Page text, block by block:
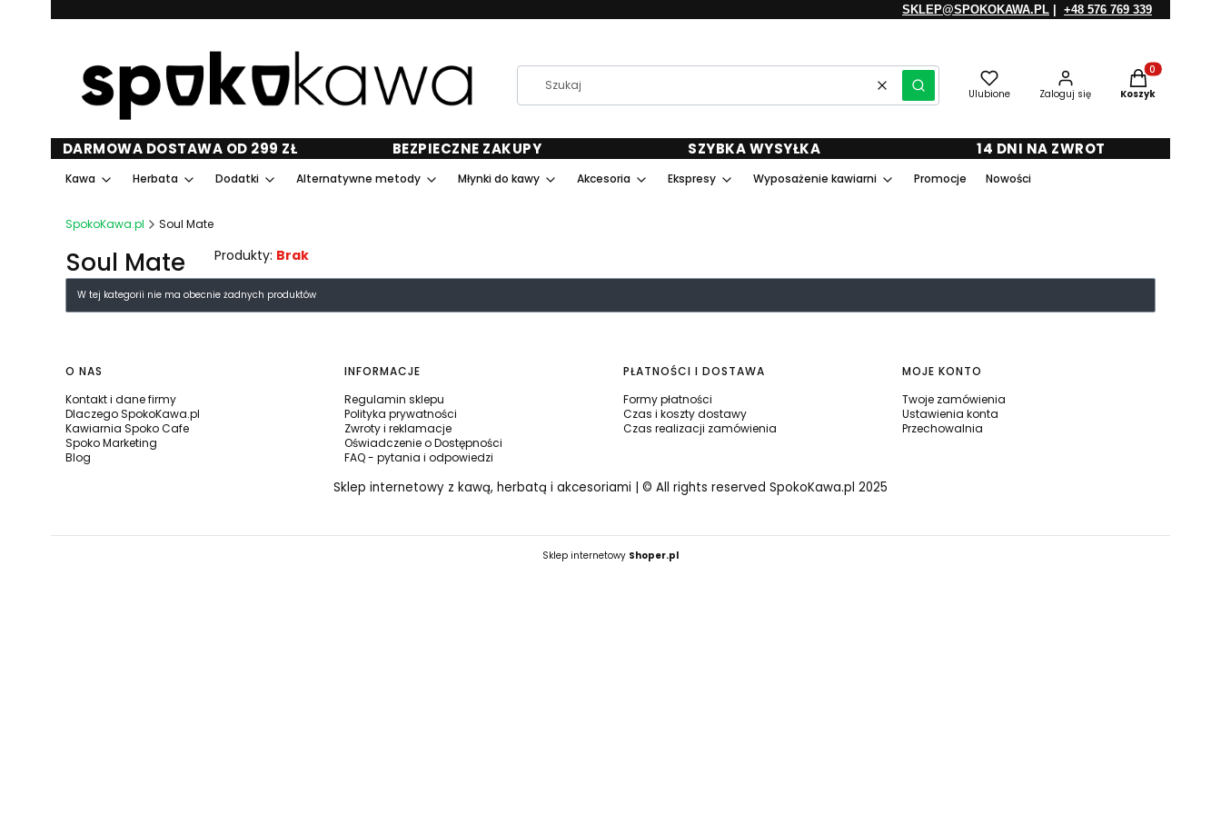
SKLEP@SPOKOKAWA.PL +48 576 769 339
WyczyśćSzukaj Ulubione Zaloguj się
Produkty w
Koszyk
DARMOWA DOSTAWA OD 299 ZŁ BEZPIECZNE ZAKUPY SZYBKA WYSYŁKA 14 DNI NA ZWROT
Kawa Herbata Dodatki Alternatywne metody Młynki do kawy Akcesoria Ekspresy Wyposażenie kawiarni Promocje Nowości
SpokoKawa.pl Soul Mate
Soul Mate Produkty: Brak
Lista produktów
W tej kategorii nie ma obecnie żadnych produktów
Linki w stopce
O NAS
Kontakt i dane firmy
Dlaczego SpokoKawa.pl
Kawiarnia Spoko Cafe
Spoko Marketing
Blog
INFORMACJE
Regulamin sklepu
Polityka prywatności
Zwroty i reklamacje
Oświadczenie o Dostępności
FAQ - pytania i odpowiedzi
PŁATNOŚCI I DOSTAWA
Formy płatności
Czas i koszty dostawy
Czas realizacji zamówienia
MOJE KONTO
Twoje zamówienia
Ustawienia konta
Przechowalnia
Sklep internetowy z kawą, herbatą i akcesoriami | © All rights reserved SpokoKawa.pl 2025
Sklep internetowy Shoper.pl